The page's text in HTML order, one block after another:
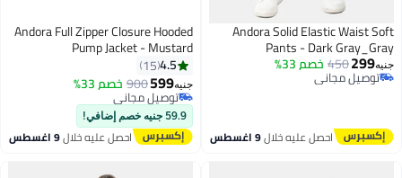
Andora Solid Elastic Waist Soft
Pants - Dark Gray_Gray
جنيه299
450 خصم 33%
توصيل مجاني
توصيل مجاني
احصل عليه خلال9 اغسطس
6
Andora Full Zipper Closure Hooded
Pump Jacket - Mustard
4.5
15
جنيه599
900 خصم 33%
توصيل مجاني
توصيل مجاني
59.9 جنيه خصم إضافي!
احصل عليه خلال9 اغسطس